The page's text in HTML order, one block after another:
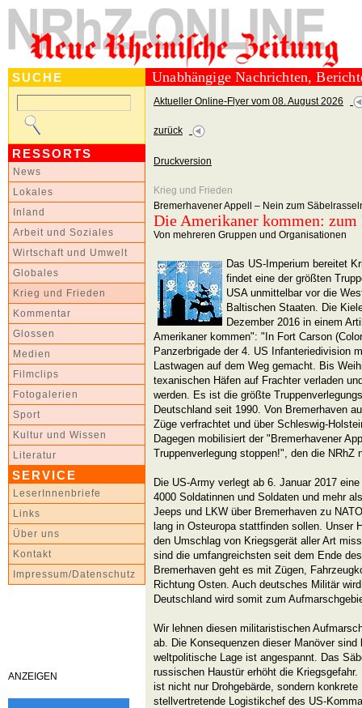
SUCHE
RESSORTS
News
Lokales
Inland
Arbeit und Soziales
Wirtschaft und Umwelt
Globales
Krieg und Frieden
Kommentar
Glossen
Medien
Filmclips
Fotogalerien
Sport
Kultur und Wissen
Literatur
SERVICE
LeserInnenbriefe
Links
Über uns
Kontakt
Impressum/Datenschutz
ANZEIGEN
Unabhängige Nachrichten,
Aktueller Online-Flyer vom 08. August 2026
zurück
Druckversion
Krieg und Frieden
Bremerhavener Appell – Nein zum
Die Amerikaner kommen: zum
Von mehreren Gruppen und Organisationen
Das US-Imperium bereitet
findet eine der größten
USA unmittelbar vor die
Baltischen Staaten. Die
Dezember 2016 in einem
Amerikaner kommen": "In Fort Carson
Panzerbrigade der 4. US Infanteriedivision
Lastwagen auf dem Weg gemacht. Bis
texanischen Häfen auf Frachter verladen
werden. Es ist die größte
Deutschland seit 1990. Von Bremerhaven
Züge verfrachtet und über Schleswig-
Dagegen mobilisiert der "Bremerhavener
Truppenverlegung stoppen!", den die NRhZ
Die US-Army verlegt ab 6. Januar 2017
4000 Soldatinnen und Soldaten und mehr
Jeeps und LKW über Bremerhaven zu
lang in Osteuropa stattfinden sollen. Unser
den Umschlag von Kriegsgerät aller Art
sind die umfangreichsten seit dem Ende
Bremerhaven geht es mit Zügen,
Richtung Osten. Auch deutsches Militär
Deutschland wird somit zum
Wir lehnen diesen militaristischen
ab. Die Konsequenzen dieser Manöver sind
weltpolitische Lage ist angespannt. Das
russischen Haustür erhöht die
ist nicht nur Drohgebärde, sondern
stellvertretende Logistikchef des US-